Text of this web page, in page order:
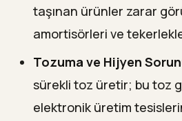
taşınan ürünler zarar
amortisörleri ve
Tozuma ve Hijyen
sürekli toz üretir; bu toz
elektronik üretim